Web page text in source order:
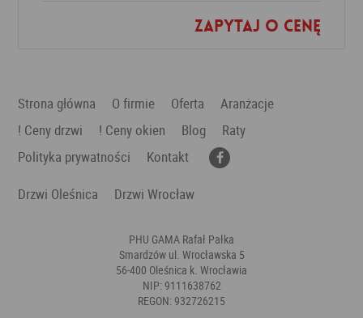
Zapytaj o cenę
Dodaj do ulubionych
Strona główna O firmie Oferta
Aranżacje
! Ceny drzwi
! Ceny okien Blog
Raty
Polityka prywatności
Kontakt
Drzwi Oleśnica
Drzwi Wrocław
PHU GAMA Rafał Pałka
Smardzów ul. Wrocławska 5
56-400 Oleśnica k. Wrocławia
NIP: 9111638762
REGON: 932726215